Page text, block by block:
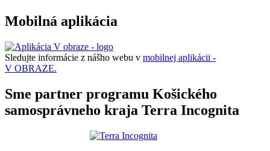
Mobilná aplikácia
Sledujte informácie z nášho webu v mobilnej aplikácii -
V OBRAZE.
Sme partner programu Košického
samosprávneho kraja Terra Incognita